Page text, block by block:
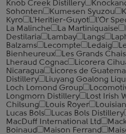
Knob Creek Distillery
Sohonten
Kumesen Syuzou
Kyro
L'Heritier-Guyot l'Or
La Malinche
La Martiniquaise
Destilaria
Lambay Langs
Balzams
Lecompte Ledaig
Bienheureux
Les Grands
Lheraud Cognac
Licorera
Nicaragua
Licores de
Distillery
Liuyang Goalong
Loch Lomond Group
Longmorn Distillery
Lost Irish
Chilsung
Louis Royer
Lucas Bols
Lucas Bols Distillery
MacDuff International Ltd
Boinaud
Maison Ferrand